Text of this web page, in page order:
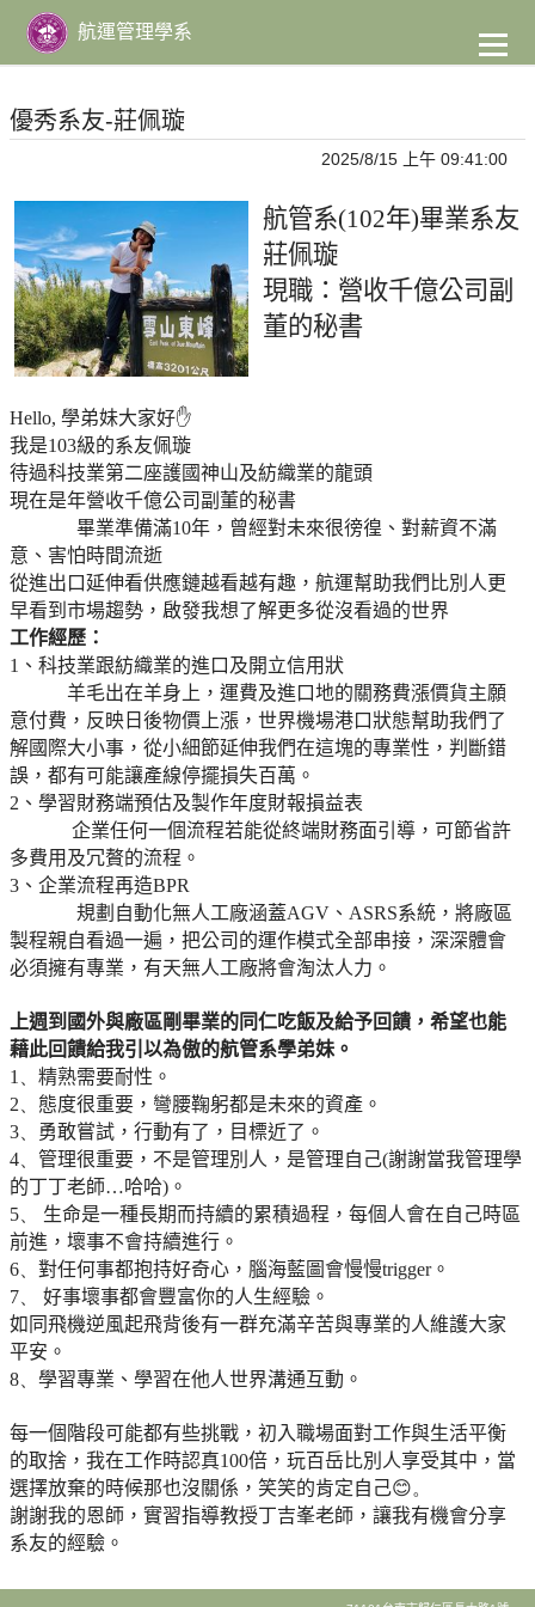
主
要
容
航運管理學系
優秀系友-莊佩璇
2025/8/15 上午 09:41:00
航管系(102年)畢業系友
莊佩璇
現職：營收千億公司副
董的秘書
Hello,學弟妹大家好✋
我是103級的系友佩璇
待過科技業第二座護國神山及紡織業的龍頭
現在是年營收千億公司副董的秘書
畢業準備滿10年， 曾經對未來很徬徨、對薪資不滿
意、害怕時間流逝
從進出口延伸看供應鏈越看越有趣，航運幫助我們比別人更
早看到市場趨勢， 啟發我想了解更多從沒看過的世界
工作經歷：
1、科技業跟紡織業的進口及開立信用狀
羊毛出在羊身上，運費及進口地的關務費漲價貨主願
意付費，反映日後物價上漲，世界機場港口狀態幫助我們了
解國際大小事，從小細節延伸我們在這塊的專業性，判斷錯
誤，都有可能讓產線停擺損失百萬。
2、學習財務端預估及製作年度財報損益表
企業任何一個流程若能從終端財務面引導， 可節省許
多費用及冗贅的流程。
3、企業流程再造BPR
規劃自動化無人工廠涵蓋AGV、ASRS系統，將廠區
製程親自看過一遍，把公司的運作模式全部串接，深深體會
必須擁有專業，有天無人工廠將會淘汰人力。
上週到國外與廠區剛畢業的同仁吃飯及給予回饋，希望也能
藉此回饋給我引以為傲的航管系學弟妹。
1、精熟需要耐性。
2、 態度很重要，彎腰鞠躬都是未來的資產。
3、 勇敢嘗試，行動有了，目標近了。
4、管理很重要，不是管理別人，是管理自己(謝謝當我管理學
的丁丁老師…哈哈)。
5、 生命是一種長期而持續的累積過程，每個人會在自己時區
前進，壞事不會持續進行。
6、對任何事都抱持好奇心，腦海藍圖會慢慢trigger。
7、好事壞事都會豐富你的人生經驗。
如同飛機逆風起飛背後有一群充滿辛苦與專業的人維護大家
平安。
8、學習專業、學習在他人世界溝通互動。
每一個階段可能都有些挑戰，初入職場面對工作與生活平衡
的取捨，我在工作時認真100倍，玩百岳比別人享受其中， 當
選擇放棄的時候那也沒關係，笑笑的肯定自己😊。
謝謝我的恩師，實習指導教授丁吉峯老師，讓我有機會分享
系友的經驗。